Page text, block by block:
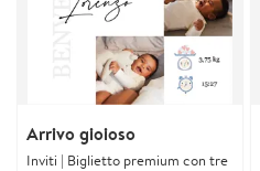
Arrivo gioioso
Inviti | Biglietto premium con tre